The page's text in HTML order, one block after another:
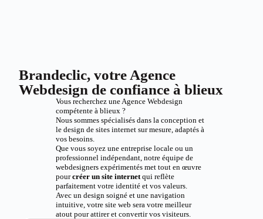
Brandeclic, votre Agence
Webdesign de confiance à blieux
Vous recherchez une Agence Webdesign
compétente à blieux ?
Nous sommes spécialisés dans la conception et
le design de sites internet sur mesure, adaptés à
vos besoins.
Que vous soyez une entreprise locale ou un
professionnel indépendant, notre équipe de
webdesigners expérimentés met tout en œuvre
pourcréer un site internetqui reflète
parfaitement votre identité et vos valeurs.
Avec un design soigné et une navigation
intuitive, votre site web sera votre meilleur
atout pour attirer et convertir vos visiteurs.